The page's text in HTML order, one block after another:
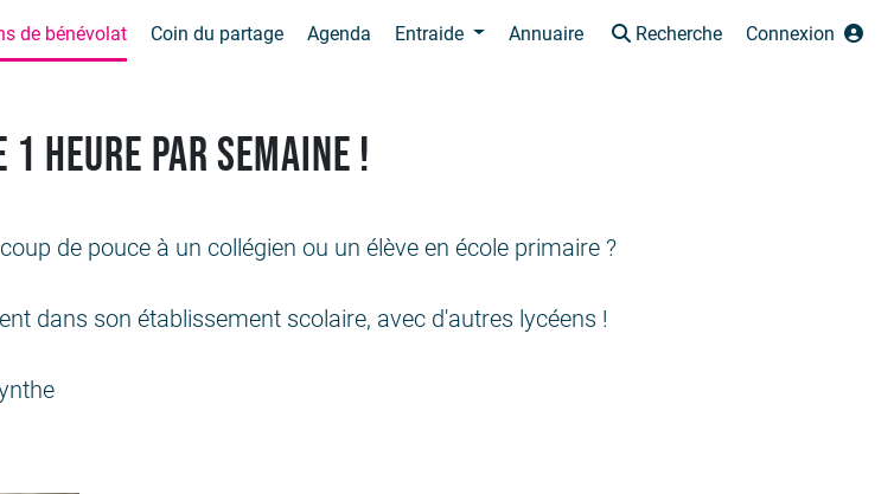
de bénévolat Coin du partage Agenda Entraide Annuaire Recherche Connexion
1 heure par semaine !
de pouce à un collégien ou un élève en école primaire ?
dans son établissement scolaire, avec d'autres lycéens !